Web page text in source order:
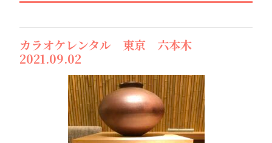
カラオケレンタル 東京 六本木
2021.09.02